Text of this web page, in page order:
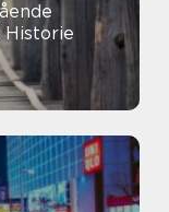
Historie